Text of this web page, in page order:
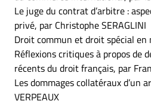
Le juge du contrat d’arbitre :
privé, par Christophe SERAGLINI
Droit commun et droit spécial en
Réflexions critiques à propos de
récents du droit français, par
Les dommages collatéraux d’un
VERPEAUX